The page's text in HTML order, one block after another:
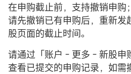
在申购截止前，支持撤销申购
请先撤销已有申购后，重新发
股页面的截止时间。
请通过「账户 - 更多 - 新股申
查看已提交的申购记录，如需